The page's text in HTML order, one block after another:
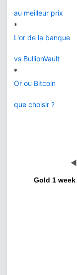
au meilleur prix
*
L'or de la banque
vs BullionVault
*
Or ou Bitcoin
que choisir ?
◀
Gold 1 week